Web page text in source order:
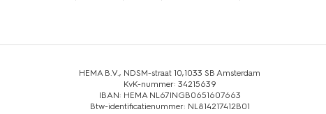
HEMA B.V., NDSM-straat 10,1033 SB Amsterdam
KvK-nummer: 34215639
IBAN: HEMA NL67INGB0651607663
Btw-identificatienummer: NL814217412B01